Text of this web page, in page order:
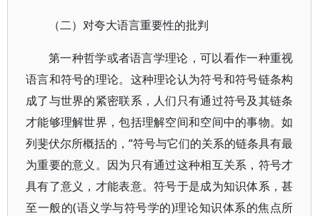
（二）对夸大语言重要性的批判
第一种哲学或者语言学理论，可以看作一种重视
语言和符号的理论。这种理论认为符号和符号链条构
成了与世界的紧密联系，人们只有通过符号及其链条
才能够理解世界，包括理解空间和空间中的事物。如
列斐伏尔所概括的，“符号与它们的关系的链条具有最
为重要的意义。因为只有通过这种相互关系，符号才
具有了意义，才能表意。符号于是成为知识体系，甚
至一般的(语义学与符号学的)理论知识体系的焦点所